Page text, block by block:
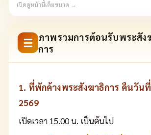
เปิดดูหน้านี้เต็มขนาด →
☰ ภาพรวมการต้อนรับพระสัง
การ
1. ที่พักค้างพระสังฆาธิการ คืนวัน
2569
เปิดเวลา 15.00 น. เป็นต้นไป